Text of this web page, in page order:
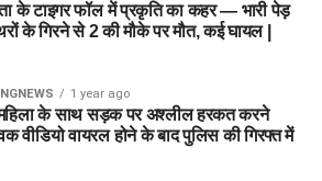
के टाइगर फॉल में प्रकृति का कहर — भारी पेड़
के गिरने से 2 की मौके पर मौत, कई घायल |
1 year ago
के साथ सड़क पर अश्लील हरकत करने
वीडियो वायरल होने के बाद पुलिस की गिरफ्त में